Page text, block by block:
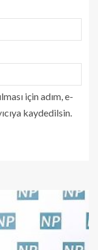
için adım, e-
kaydedilsin.